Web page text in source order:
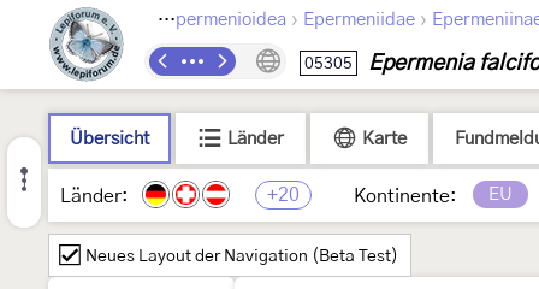
Lepidoptera › Epermenioidea › Epermeniidae ›
05305 Epermenia
Übersicht Länder Karte
Länder: +20 Kontinente: EU
Neues Layout der Navigation (Beta Test)